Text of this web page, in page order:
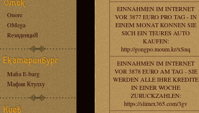
Onore
OMega
RезиденциЯ
Mafia E-burg
Мафия Ктулху
EINNAHMEN IM INTERNET
VOR 3877 EURO PRO TAG - IN
EINEM MONAT KONNEN SIE
SICH EIN TEURES AUTO
KAUFEN:
http://gongpo.moum.kr/xSnq
EINNAHMEN IM INTERNET
VOR 3878 EURO AM TAG - SIE
WERDEN ALLE IHRE KREDITE
IN EINER WOCHE
ZURUCKZAHLEN:
https://slimex365.com/3gv